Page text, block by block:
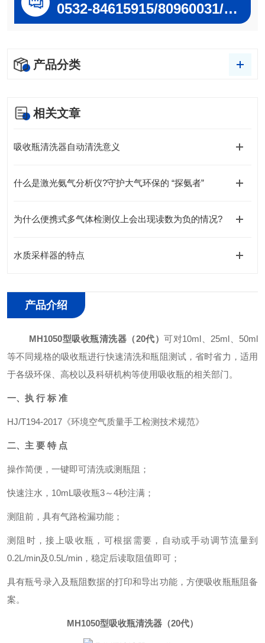
0532-84615915/80960031/80960032
产品分类
相关文章
吸收瓶清洗器自动清洗意义
什么是激光氨气分析仪?守护大气环保的 “探氨者”
为什么便携式多气体检测仪上会出现读数为负的情况?
水质采样器的特点
产品介绍
MH1050型吸收瓶清洗器（20代） 可对10ml、25ml、50ml
等不同规格的吸收瓶进行快速清洗和瓶阻测试，省时省力，适用
于各级环保、高校以及科研机构等使用吸收瓶的相关部门。
一、执 行 标 准
HJ/T194-2017《环境空气质量手工检测技术规范》
二、主 要 特 点
操作简便，一键即可清洗或测瓶阻；
快速注水，10mL吸收瓶3～4秒注满；
测阻前，具有气路检漏功能；
测阻时，接上吸收瓶，可根据需要，自动或手动调节流量到
0.2L/min及0.5L/min，稳定后读取阻值即可；
具有瓶号录入及瓶阻数据的打印和导出功能，方便吸收瓶瓶阻备
案。
MH1050型吸收瓶清洗器（20代）